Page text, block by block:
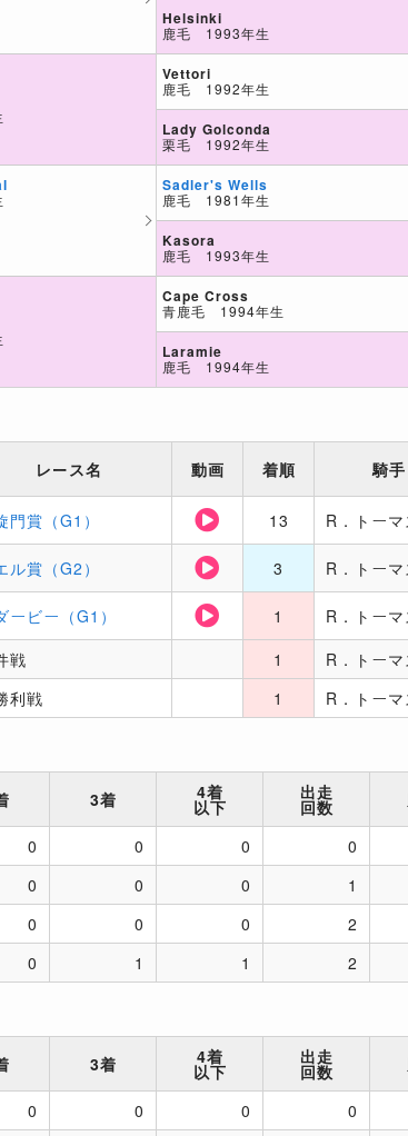
Helsinki
鹿毛 1993年生
Vettori
鹿毛 1992年生
Lady Golconda
栗毛 1992年生
Sadler's Wells
鹿毛 1981年生
Kasora
鹿毛 1993年生
Cape Cross
青鹿毛 1994年生
Laramie
鹿毛 1994年生
レース名 動画 着順 騎手
門賞（G1） 13 R．トーマ
ル賞（G2） 3 R．トーマ
ービー（G1） 1 R．トーマ
戦 1 R．トーマ
利戦 1 R．トーマ
3着 4着
以下
出走
回数
0 0 0 0
0 0 0 1
0 0 0 2
0 1 1 2
3着 4着
以下
出走
回数
0 0 0 0